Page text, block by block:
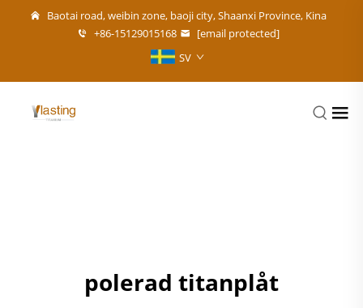
Baotai road, weibin zone, baoji city, Shaanxi Province, Kina
+86-15129015168
[email protected]
SV
polerad titanplåt